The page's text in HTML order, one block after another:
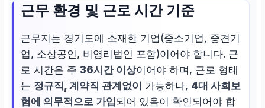
근무 환경 및 근로 시간 기준
근무지는 경기도에 소재한 기업(중소기업, 중견기
업, 소상공인, 비영리법인 포함)이어야 합니다. 근
로 시간은 주 36시간 이상이어야 하며, 근로 형태
는 정규직, 계약직 관계없이 가능하나, 4대 사회보
험에 의무적으로 가입되어 있음이 확인되어야 합